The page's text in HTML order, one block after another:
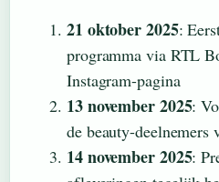
21 oktober 2025:
programma via RTL
Instagram-pagina
13 november 2025:
de beauty-deelnemers
14 november 2025: